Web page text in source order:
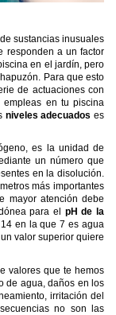
sustancias inusuales
responden a un factor
en el jardín, pero
Para que esto
de actuaciones con
empleas en tu piscina
niveles adecuados es
es la unidad de
un número que
en la disolución.
más importantes
mayor atención debe
para el
pH de la
en la que 7 es agua
valor superior quiere
valores que te hemos
de agua, daños en los
irritación del
no son las